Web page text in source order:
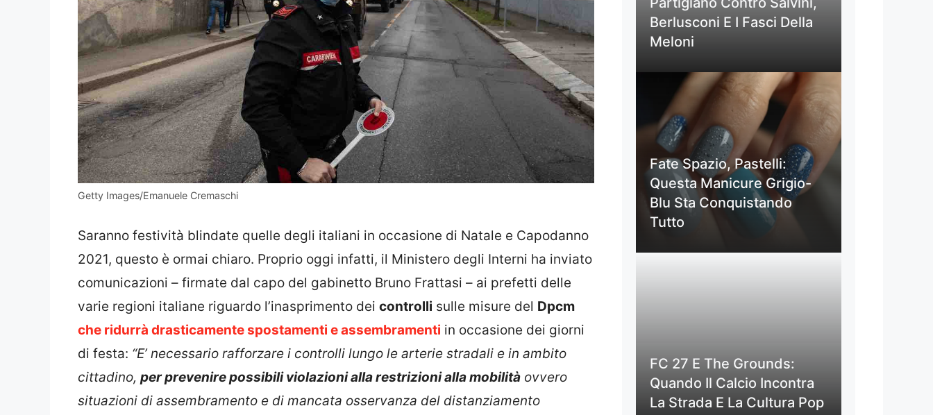
Getty Images/Emanuele Cremaschi
Saranno festività blindate quelle degli italiani in occasione di Natale e Capodanno
2021, questo è ormai chiaro. Proprio oggi infatti, il Ministero degli Interni ha inviato
comunicazioni – firmate dal capo del gabinetto Bruno Frattasi – ai prefetti delle
varie regioni italiane riguardo l’inasprimento dei controlli sulle misure del Dpcm
che ridurrà drasticamente spostamenti e assembramenti in occasione dei giorni
di festa: “E’ necessario rafforzare i controlli lungo le arterie stradali e in ambito
cittadino, per prevenire possibili violazioni alla restrizioni alla mobilità ovvero
situazioni di assembramento e di mancata osservanza del distanziamento
Berlusconi E I Fasci Della
Meloni
Fate Spazio, Pastelli:
Questa Manicure Grigio-
Blu Sta Conquistando
Tutto
FC 27 E The Grounds:
Quando Il Calcio Incontra
La Strada E La Cultura Pop